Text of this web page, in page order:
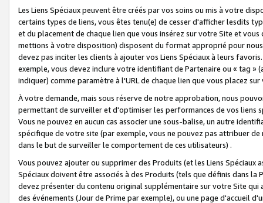
Les Liens Spéciaux peuvent être créés par vos soins ou mis à votre
certains types de liens, vous êtes tenu(e) de cesser d'afficher lesdits
et du placement de chaque lien que vous insérez sur votre Site et
mettions à votre disposition) disposent du format approprié pour
devez pas inciter les clients à ajouter vos Liens Spéciaux à leurs
exemple, vous devez inclure votre identifiant de Partenaire ou « tag
indiquer) comme paramètre à l'URL de chaque lien que vous placez
À votre demande, mais sous réserve de notre approbation, nous
permettant de surveiller et d'optimiser les performances de vos liens
Vous ne pouvez en aucun cas associer une sous-balise, un autre
spécifique de votre site (par exemple, vous ne pouvez pas attribuer
dans le but de surveiller le comportement de ces utilisateurs) .
Vous pouvez ajouter ou supprimer des Produits (et les Liens
Spéciaux doivent être associés à des Produits (tels que définis dans
devez présenter du contenu original supplémentaire sur votre Site qui
des événements (Jour de Prime par exemple), ou une page d'accueil